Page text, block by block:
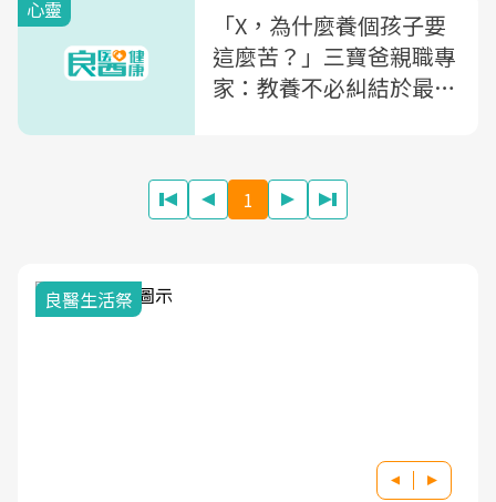
心靈
「X，為什麼養個孩子要
這麼苦？」三寶爸親職專
家：教養不必糾結於最理
1
良醫生活祭